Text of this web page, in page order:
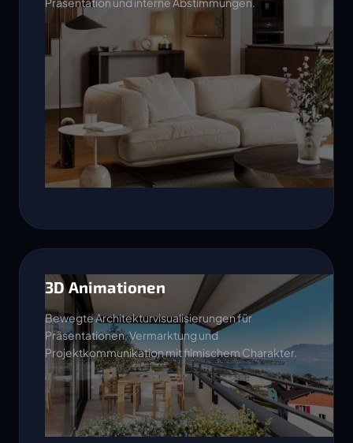
3D Animationen
Bewegte Architekturvisualisierungen für
Präsentationen, Vermarktung und
Projektkommunikation mit filmischem Charakter.